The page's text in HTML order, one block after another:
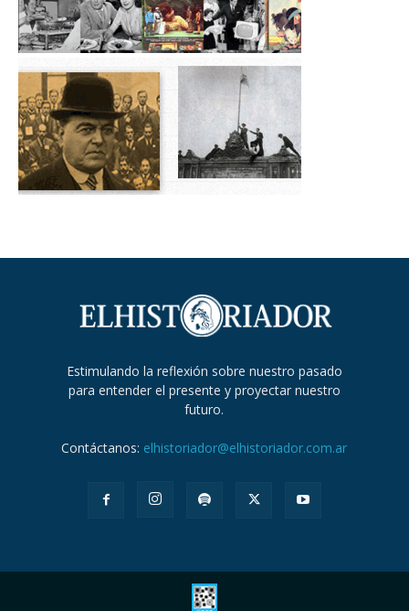
Estimulando la reflexión sobre nuestro pasado
para entender el presente y proyectar nuestro
futuro.
Contáctanos: elhistoriador@elhistoriador.com.ar